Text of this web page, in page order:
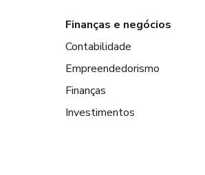
Finanças e negócios
Contabilidade
Empreendedorismo
Finanças
Investimentos